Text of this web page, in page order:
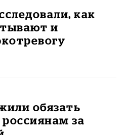
как
и
обязать
за